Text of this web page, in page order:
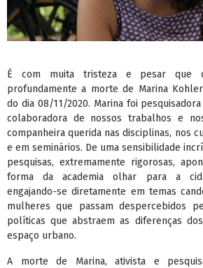
É com muita tristeza e pesar que o
profundamente a morte de Marina
do dia 08/11/2020. Marina foi
colaboradora de nossos trabalhos e
companheira querida nas disciplinas, nos
e em seminários. De uma sensibilidade
pesquisas, extremamente rigorosas,
forma da academia olhar para a
engajando-se diretamente em temas
mulheres que passam despercebidos
políticas que abstraem as diferenças
espaço urbano.
A morte de Marina, ativista e